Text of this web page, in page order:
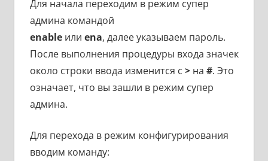
Для начала переходим в режим супер
админа командой
enable или ena, далее указываем пароль.
После выполнения процедуры входа значек
около строки ввода изменится с >на #. Это
означает, что вы зашли в режим супер
админа.
Для перехода в режим конфигурирования
вводим команду: